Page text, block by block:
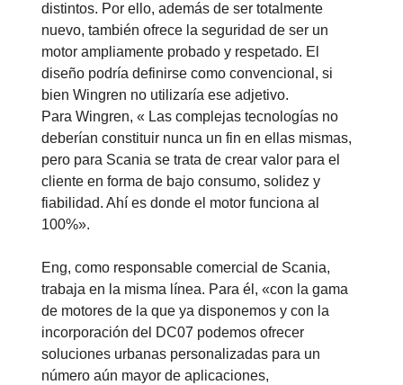
distintos. Por ello, además de ser totalmente
nuevo, también ofrece la seguridad de ser un
motor ampliamente probado y respetado. El
diseño podría definirse como convencional, si
bien Wingren no utilizaría ese adjetivo.
Para Wingren, « Las complejas tecnologías no
deberían constituir nunca un fin en ellas mismas,
pero para Scania se trata de crear valor para el
cliente en forma de bajo consumo, solidez y
fiabilidad. Ahí es donde el motor funciona al
100%».
Eng, como responsable comercial de Scania,
trabaja en la misma línea. Para él, «con la gama
de motores de la que ya disponemos y con la
incorporación del DC07 podemos ofrecer
soluciones urbanas personalizadas para un
número aún mayor de aplicaciones,